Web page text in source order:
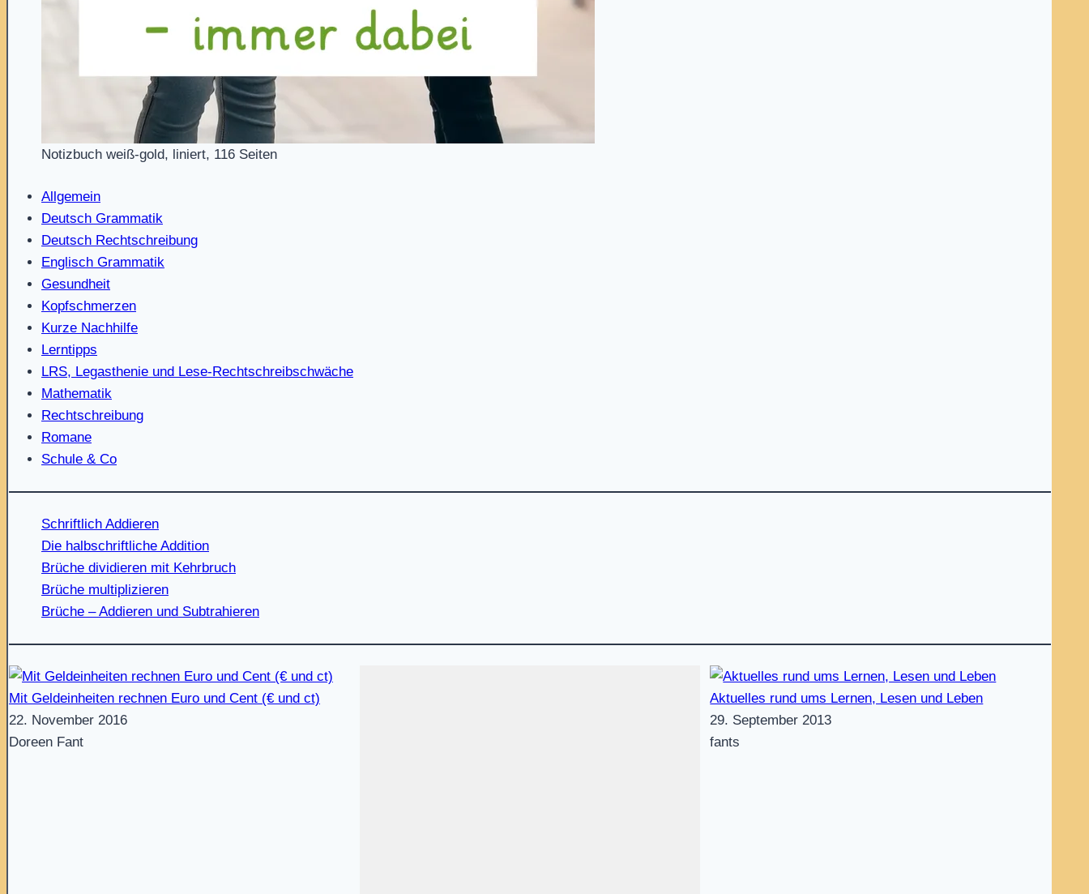
Notizbuch weiß-gold, liniert, 116 Seiten
Allgemein
Deutsch Grammatik
Deutsch Rechtschreibung
Englisch Grammatik
Gesundheit
Kopfschmerzen
Kurze Nachhilfe
Lerntipps
LRS, Legasthenie und Lese-Rechtschreibschwäche
Mathematik
Rechtschreibung
Romane
Schule & Co
Schriftlich Addieren
Die halbschriftliche Addition
Brüche dividieren mit Kehrbruch
Brüche multiplizieren
Brüche – Addieren und Subtrahieren
Mit Geldeinheiten rechnen Euro und Cent (€ und ct)
22. November 2016
Doreen Fant
Aktuelles rund ums Lernen, Lesen und Leben
29. September 2013
fants